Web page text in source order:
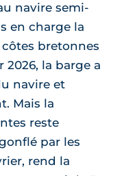
navire semi-
en charge la
bretonnes
2026, la barge a
navire et
Mais la
reste
par les
rend la